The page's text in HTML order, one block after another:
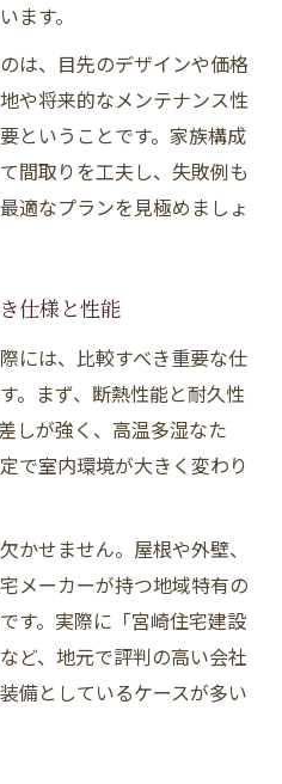
ます。
は、目先のデザインや価格
や将来的なメンテナンス性
ということです。家族構成
間取りを工夫し、失敗例も
適なプランを見極めましょ
仕様と性能
には、比較すべき重要な仕
。まず、断熱性能と耐久性
しが強く、高温多湿なた
で室内環境が大きく変わり
かせません。屋根や外壁、
メーカーが持つ地域特有の
す。実際に「宮崎住宅建設
ど、地元で評判の高い会社
備としているケースが多い